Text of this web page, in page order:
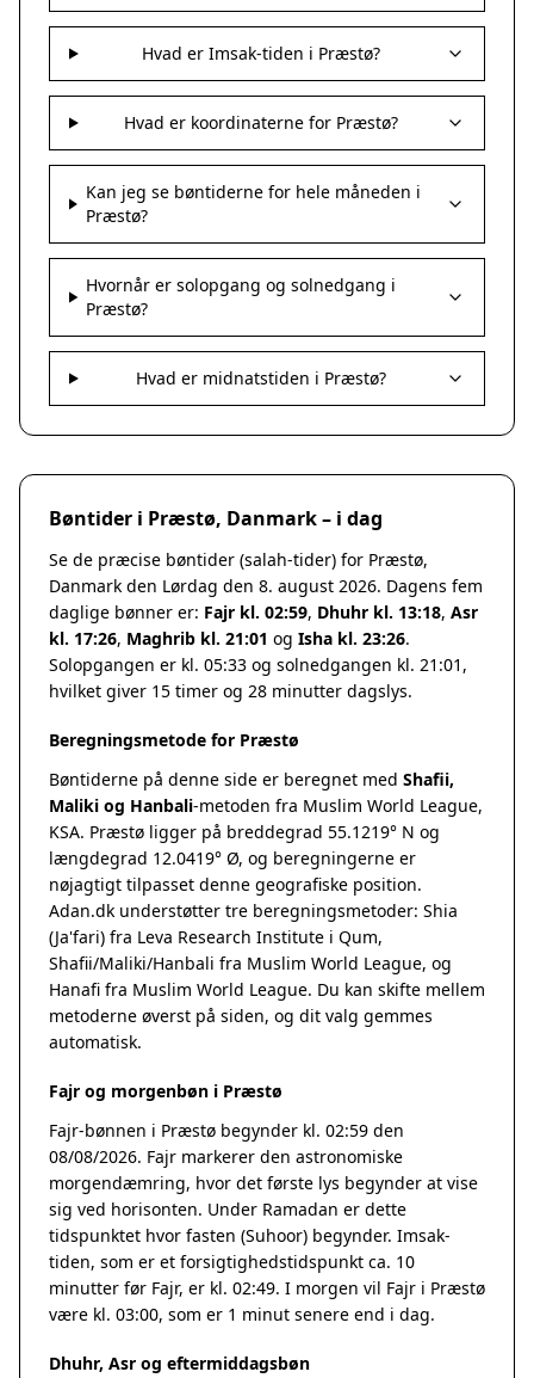
Hvad er Imsak-tiden i Præstø?
Hvad er koordinaterne for Præstø?
Kan jeg se bøntiderne for hele måneden i
Præstø?
Hvornår er solopgang og solnedgang i
Præstø?
Hvad er midnatstiden i Præstø?
Bøntider i Præstø, Danmark – i dag
Se de præcise bøntider (salah-tider) for Præstø,
Danmark den Lørdag den 8. august 2026. Dagens fem
daglige bønner er: Fajr kl. 02:59, Dhuhr kl. 13:18, Asr
kl. 17:26, Maghrib kl. 21:01 og Isha kl. 23:26.
Solopgangen er kl. 05:33 og solnedgangen kl. 21:01,
hvilket giver 15 timer og 28 minutter dagslys.
Beregningsmetode for Præstø
Bøntiderne på denne side er beregnet med Shafii,
Maliki og Hanbali-metoden fra Muslim World League,
KSA. Præstø ligger på breddegrad 55.1219° N og
længdegrad 12.0419° Ø, og beregningerne er
nøjagtigt tilpasset denne geografiske position.
Adan.dk understøtter tre beregningsmetoder: Shia
(Ja'fari) fra Leva Research Institute i Qum,
Shafii/Maliki/Hanbali fra Muslim World League, og
Hanafi fra Muslim World League. Du kan skifte mellem
metoderne øverst på siden, og dit valg gemmes
automatisk.
Fajr og morgenbøn i Præstø
Fajr-bønnen i Præstø begynder kl. 02:59 den
08/08/2026. Fajr markerer den astronomiske
morgendæmring, hvor det første lys begynder at vise
sig ved horisonten. Under Ramadan er dette
tidspunktet hvor fasten (Suhoor) begynder. Imsak-
tiden, som er et forsigtighedstidspunkt ca. 10
minutter før Fajr, er kl. 02:49. I morgen vil Fajr i Præstø
være kl. 03:00, som er 1 minut senere end i dag.
Dhuhr, Asr og eftermiddagsbøn